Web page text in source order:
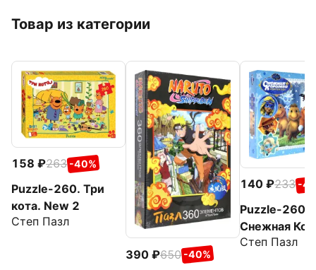
Товар из категории
158 263 -40%
Puzzle-260. Три
кота. New 2
Степ Пазл
390 650 -40%
140 233 -
Puzzle-260.
Снежная
Степ Пазл